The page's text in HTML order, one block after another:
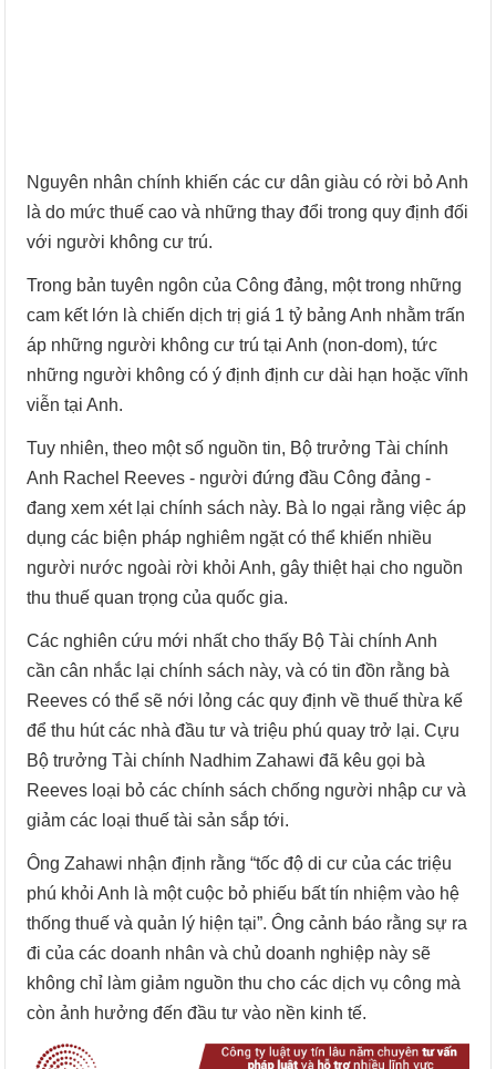
Nguyên nhân chính khiến các cư dân giàu có rời bỏ Anh
là do mức thuế cao và những thay đổi trong quy định đối
với người không cư trú.
Trong bản tuyên ngôn của Công đảng, một trong những
cam kết lớn là chiến dịch trị giá 1 tỷ bảng Anh nhằm trấn
áp những người không cư trú tại Anh (non-dom), tức
những người không có ý định định cư dài hạn hoặc vĩnh
viễn tại Anh.
Tuy nhiên, theo một số nguồn tin, Bộ trưởng Tài chính
Anh Rachel Reeves - người đứng đầu Công đảng -
đang xem xét lại chính sách này. Bà lo ngại rằng việc áp
dụng các biện pháp nghiêm ngặt có thể khiến nhiều
người nước ngoài rời khỏi Anh, gây thiệt hại cho nguồn
thu thuế quan trọng của quốc gia.
Các nghiên cứu mới nhất cho thấy Bộ Tài chính Anh
cần cân nhắc lại chính sách này, và có tin đồn rằng bà
Reeves có thể sẽ nới lỏng các quy định về thuế thừa kế
để thu hút các nhà đầu tư và triệu phú quay trở lại. Cựu
Bộ trưởng Tài chính Nadhim Zahawi đã kêu gọi bà
Reeves loại bỏ các chính sách chống người nhập cư và
giảm các loại thuế tài sản sắp tới.
Ông Zahawi nhận định rằng “tốc độ di cư của các triệu
phú khỏi Anh là một cuộc bỏ phiếu bất tín nhiệm vào hệ
thống thuế và quản lý hiện tại”. Ông cảnh báo rằng sự ra
đi của các doanh nhân và chủ doanh nghiệp này sẽ
không chỉ làm giảm nguồn thu cho các dịch vụ công mà
còn ảnh hưởng đến đầu tư vào nền kinh tế.